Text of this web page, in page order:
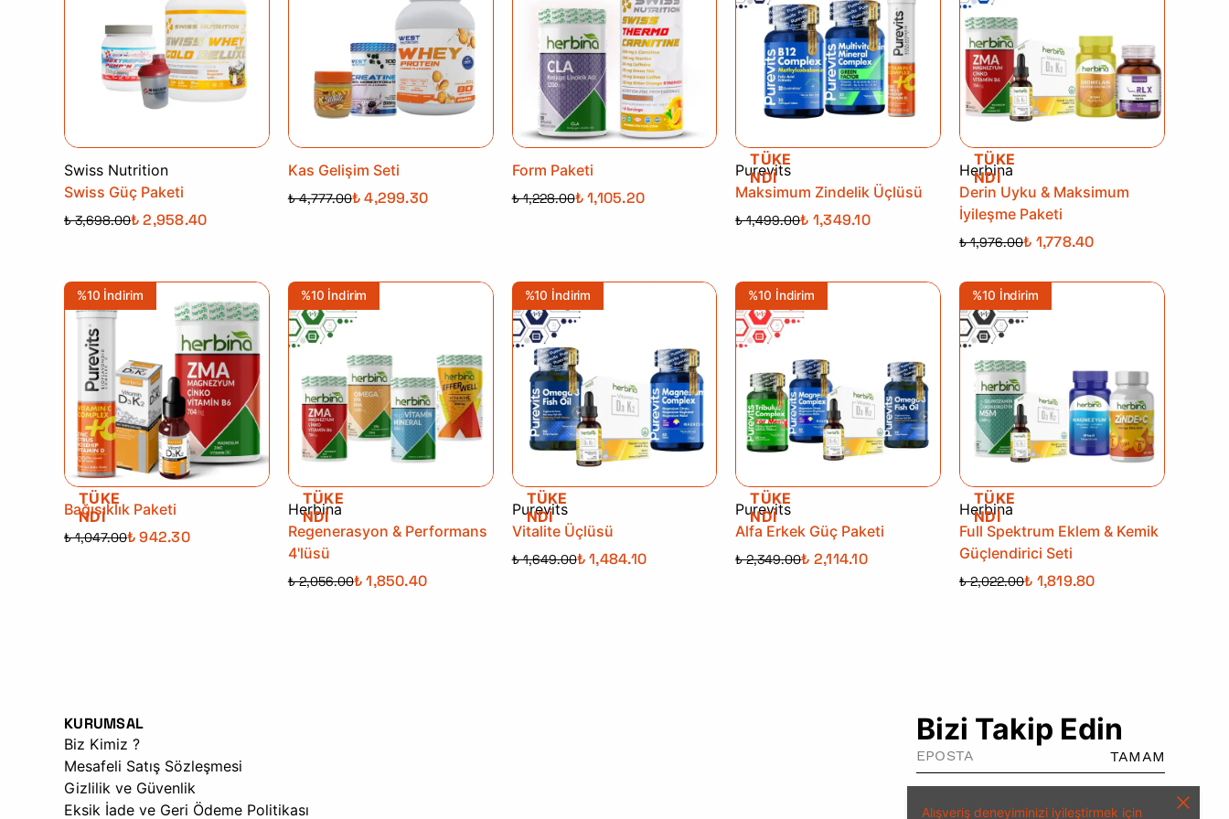
Alışveriş deneyiminizi iyileştirmek için
Swiss Nutrition
Swiss Güç Paketi
₺ 3,698.00₺ 2,958.40
Kas Gelişim Seti
₺ 4,777.00₺ 4,299.30
Form Paketi
₺ 1,228.00₺ 1,105.20
TÜKE
NDİ
Purevits
Maksimum Zindelik Üçlüsü
₺ 1,499.00₺ 1,349.10
TÜKE
NDİ
Herbina
Derin Uyku & Maksimum
İyileşme Paketi
₺ 1,976.00₺ 1,778.40
%10 İndirim
TÜKE
NDİ
Bağışıklık Paketi
₺ 1,047.00₺ 942.30
%10 İndirim
TÜKE
NDİ
Herbina
Regenerasyon & Performans
4'lüsü
₺ 2,056.00₺ 1,850.40
%10 İndirim
TÜKE
NDİ
Purevits
Vitalite Üçlüsü
₺ 1,649.00₺ 1,484.10
%10 İndirim
TÜKE
NDİ
Purevits
Alfa Erkek Güç Paketi
₺ 2,349.00₺ 2,114.10
%10 İndirim
TÜKE
NDİ
Herbina
Full Spektrum Eklem & Kemik
Güçlendirici Seti
₺ 2,022.00₺ 1,819.80
KURUMSAL
Biz Kimiz ?
Mesafeli Satış Sözleşmesi
Gizlilik ve Güvenlik
Eksik İade ve Geri Ödeme Politikası
Bizi Takip Edin
TAMAM